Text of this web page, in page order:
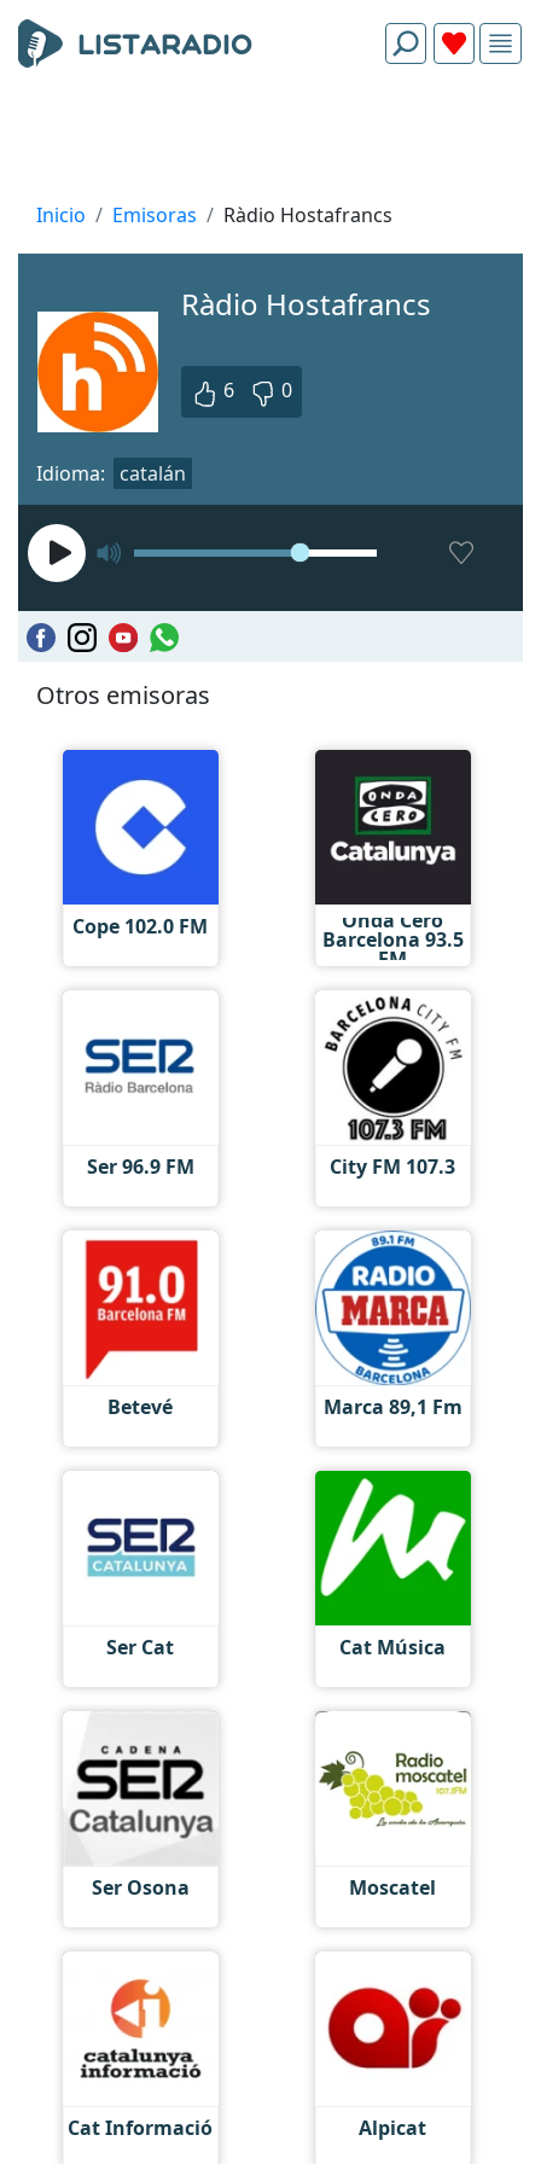
Inicio Emisoras Ràdio Hostafrancs
Ràdio Hostafrancs
6 0
Idioma: catalán
Otros emisoras
Cope 102.0 FM Onda Cero
Barcelona 93.5
FM
Ser 96.9 FM City FM 107.3
Betevé Marca 89,1 Fm
Ser Cat Cat Música
Ser Osona Moscatel
Cat Informació Alpicat